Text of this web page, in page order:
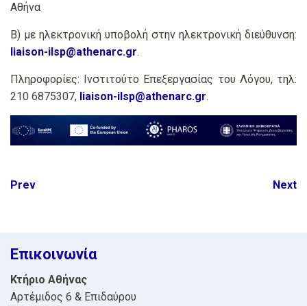
Αθήνα
Β) με ηλεκτρονική υποβολή στην ηλεκτρονική διεύθυνση:
liaison-ilsp@athenarc.gr.
Πληροφορίες: Ινστιτούτο Επεξεργασίας του Λόγου, τηλ:
210 6875307, liaison-ilsp@athenarc.gr.
Post
Prev Next
Επικοινωνία
Κτήριο Αθήνας
Αρτέμιδος 6 & Επιδαύρου